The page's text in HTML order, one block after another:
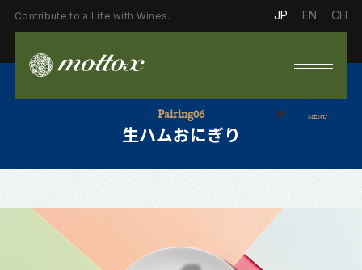
Contribute to a Life with Wines. JP EN CH
MENU
Pairing06
生ハムおにぎり